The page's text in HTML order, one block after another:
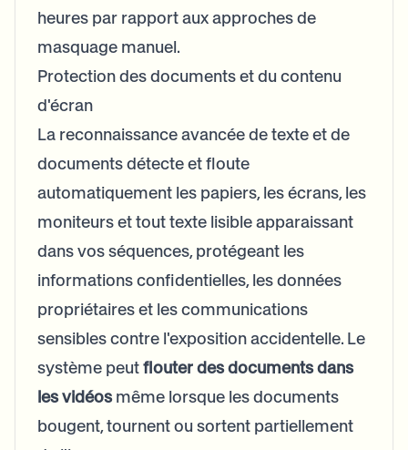
heures par rapport aux approches de
masquage manuel.
Protection des documents et du contenu
d'écran
La reconnaissance avancée de texte et de
documents détecte et floute
automatiquement les papiers, les écrans, les
moniteurs et tout texte lisible apparaissant
dans vos séquences, protégeant les
informations confidentielles, les données
propriétaires et les communications
sensibles contre l'exposition accidentelle. Le
système peutflouter des documents dans
les vidéosmême lorsque les documents
bougent, tournent ou sortent partiellement